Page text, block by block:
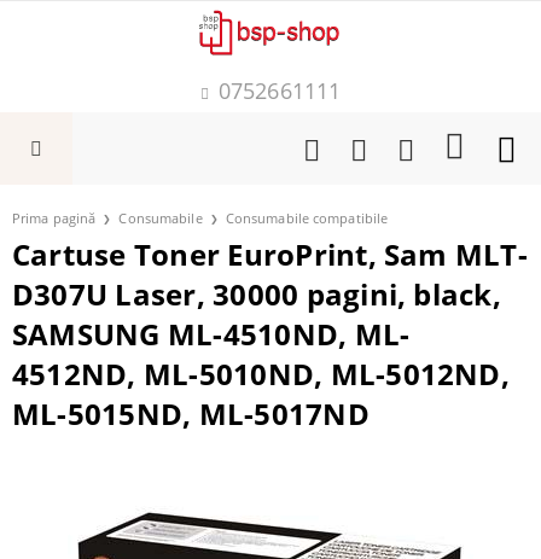
0752661111
Prima pagină Consumabile Consumabile compatibile
Cartuse Toner EuroPrint, Sam MLT-
D307U Laser, 30000 pagini, black,
SAMSUNG ML-4510ND, ML-
4512ND, ML-5010ND, ML-5012ND,
ML-5015ND, ML-5017ND